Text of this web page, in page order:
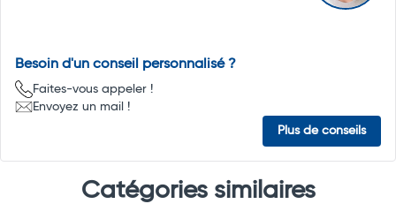
Besoin d'un conseil personnalisé ?
Faites-vous appeler !
Envoyez un mail !
Plus de conseils
Catégories similaires